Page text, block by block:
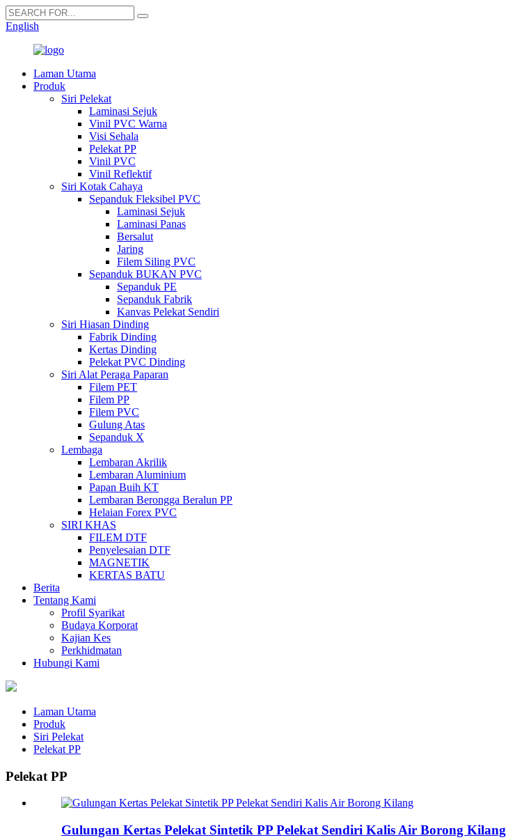
English
Laman Utama
Produk
Siri Pelekat
Laminasi Sejuk
Vinil PVC Warna
Visi Sehala
Pelekat PP
Vinil PVC
Vinil Reflektif
Siri Kotak Cahaya
Sepanduk Fleksibel PVC
Laminasi Sejuk
Laminasi Panas
Bersalut
Jaring
Filem Siling PVC
Sepanduk BUKAN PVC
Sepanduk PE
Sepanduk Fabrik
Kanvas Pelekat Sendiri
Siri Hiasan Dinding
Fabrik Dinding
Kertas Dinding
Pelekat PVC Dinding
Siri Alat Peraga Paparan
Filem PET
Filem PP
Filem PVC
Gulung Atas
Sepanduk X
Lembaga
Lembaran Akrilik
Lembaran Aluminium
Papan Buih KT
Lembaran Berongga Beralun PP
Helaian Forex PVC
SIRI KHAS
FILEM DTF
Penyelesaian DTF
MAGNETIK
KERTAS BATU
Berita
Tentang Kami
Profil Syarikat
Budaya Korporat
Kajian Kes
Perkhidmatan
Hubungi Kami
Laman Utama
Produk
Siri Pelekat
Pelekat PP
Pelekat PP
Gulungan Kertas Pelekat Sintetik PP Pelekat Sendiri Kalis Air Borong Kilang